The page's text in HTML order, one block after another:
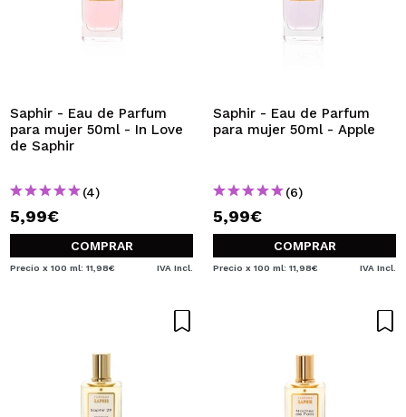
Saphir - Eau de Parfum
para mujer 50ml - In Love
de Saphir
(4)
5,99€
COMPRAR
Precio x 100 ml: 11,98€ IVA Incl.
Saphir - Eau de Parfum
para mujer 50ml - Apple
(6)
5,99€
COMPRAR
Precio x 100 ml: 11,98€ IVA Incl.